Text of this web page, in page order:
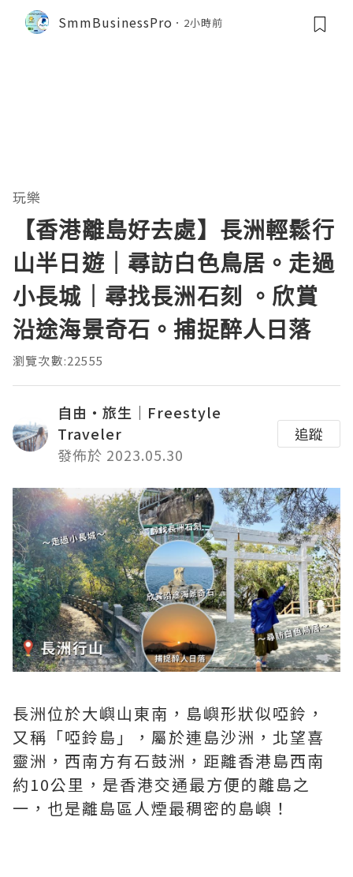
SmmBusinessPro 2小時前
玩樂
【香港離島好去處】長洲輕鬆行
山半日遊｜尋訪白色鳥居。走過
小長城｜尋找長洲石刻 。欣賞
沿途海景奇石。捕捉醉人日落
瀏覽次數:22555
自由・旅生｜Freestyle
Traveler
發佈於 2023.05.30
追蹤
長洲位於大嶼山東南，島嶼形狀似啞鈴，
又稱「啞鈴島」，屬於連島沙洲，北望喜
靈洲，西南方有石鼓洲，距離香港島西南
約10公里，是香港交通最方便的離島之
一，也是離島區人煙最稠密的島嶼！